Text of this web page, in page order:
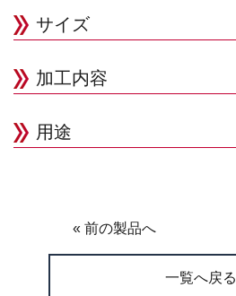
サイズ
加工内容
用途
« 前の製品へ
一覧へ戻る